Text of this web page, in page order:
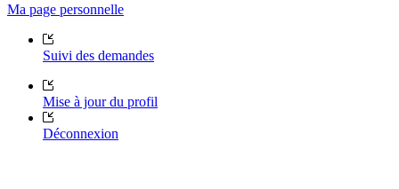
Ma page personnelle
Suivi des demandes
Mise à jour du profil
Déconnexion